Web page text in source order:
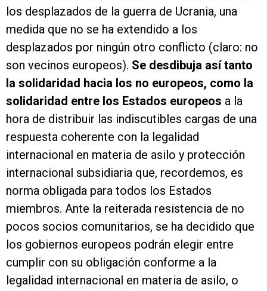
los desplazados de la guerra de Ucrania, una
medida que no se ha extendido a los
desplazados por ningún otro conflicto (claro: no
son vecinos europeos). Se desdibuja así tanto
la solidaridad hacia los no europeos, como la
solidaridad entre los Estados europeos a la
hora de distribuir las indiscutibles cargas de una
respuesta coherente con la legalidad
internacional en materia de asilo y protección
internacional subsidiaria que, recordemos, es
norma obligada para todos los Estados
miembros. Ante la reiterada resistencia de no
pocos socios comunitarios, se ha decidido que
los gobiernos europeos podrán elegir entre
cumplir con su obligación conforme a la
legalidad internacional en materia de asilo, o